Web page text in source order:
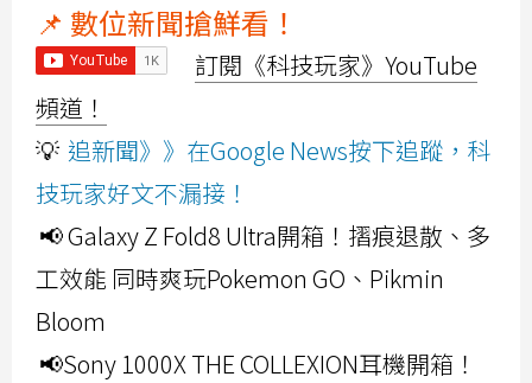
📌 數位新聞搶鮮看！
訂閱《科技玩家》YouTube
頻道！
💡 追新聞》》在Google News按下追蹤，科
技玩家好文不漏接！
📢 Galaxy Z Fold8 Ultra開箱！摺痕退散、多
工效能 同時爽玩Pokemon GO、Pikmin
Bloom
📢Sony 1000X THE COLLEXION耳機開箱！